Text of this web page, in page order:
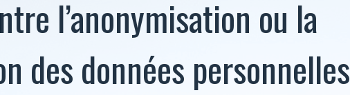
l’anonymisation ou la
des données personnelles